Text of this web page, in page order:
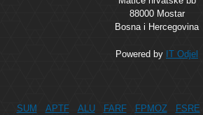
88000 Mostar
Bosna i Hercegovina
Powered by IT Odjel
SUM APTF ALU FARF FPMOZ FSRE